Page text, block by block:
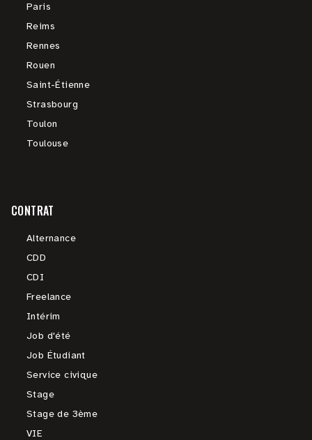
Paris
Reims
Rennes
Rouen
Saint-Étienne
Strasbourg
Toulon
Toulouse
CONTRAT
Alternance
CDD
CDI
Freelance
Intérim
Job d'été
Job Étudiant
Service civique
Stage
Stage de 3ème
VIE